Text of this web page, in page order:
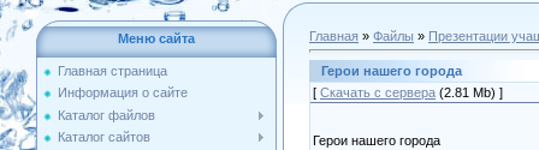
Меню сайта
Главная страница
Информация о сайте
Каталог файлов
Каталог сайтов
Главная » Файлы » Презентации
Герои нашего города
[ Скачать с сервера (2.81 Mb) ]
Герои нашего города